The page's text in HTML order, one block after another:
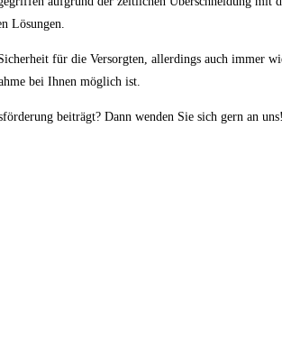
Lösungen.
für die Versorgten, allerdings auch immer
bei Ihnen möglich ist.
beiträgt? Dann wenden Sie sich gern an